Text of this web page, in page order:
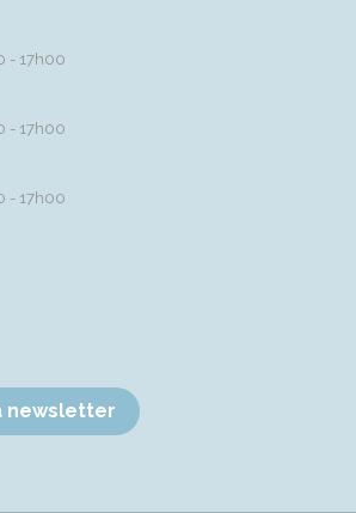
- 17h00
- 17h00
- 17h00
newsletter